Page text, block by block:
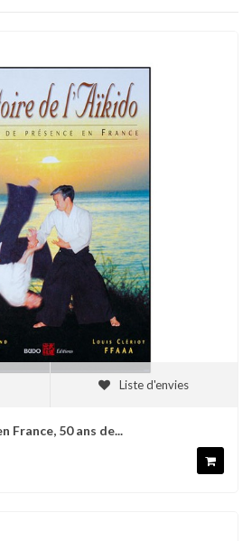
Liste d'envies
France, 50 ans de...